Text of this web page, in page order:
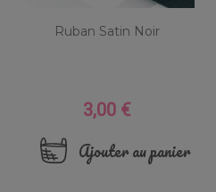
Ruban Satin Noir
Prix
3,00 €
Ajouter au panier